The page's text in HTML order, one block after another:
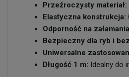
Przeźroczysty materiał:
Elastyczna konstrukcja:
Odporność na
Bezpieczny dla ryb i
Uniwersalne
Długość 1 m: Idealny do